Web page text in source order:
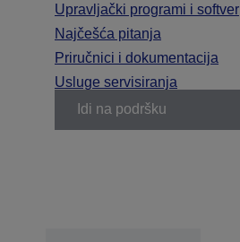
Upravljački programi i softver
Najčešća pitanja
Priručnici i dokumentacija
Usluge servisiranja
Idi na podršku